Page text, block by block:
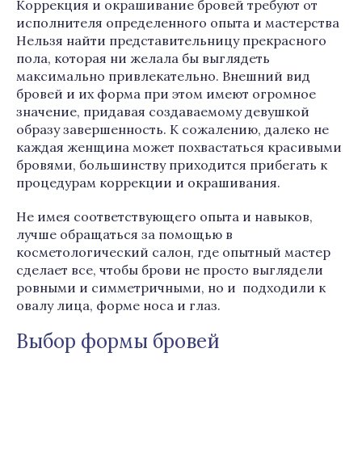
Коррекция и окрашивание бровей требуют от
исполнителя определенного опыта и мастерства
Нельзя найти представительницу прекрасного
пола, которая ни желала бы выглядеть
максимально привлекательно. Внешний вид
бровей и их форма при этом имеют огромное
значение, придавая создаваемому девушкой
образу завершенность. К сожалению, далеко не
каждая женщина может похвастаться красивыми
бровями, большинству приходится прибегать к
процедурам коррекции и окрашивания.
Не имея соответствующего опыта и навыков,
лучше обращаться за помощью в
косметологический салон, где опытный мастер
сделает все, чтобы брови не просто выглядели
ровными и симметричными, но и подходили к
овалу лица, форме носа и глаз.
Выбор формы бровей